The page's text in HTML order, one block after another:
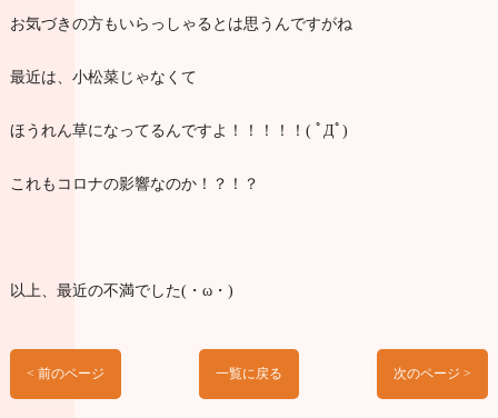
お気づきの方もいらっしゃるとは思うんですがね
最近は、小松菜じゃなくて
ほうれん草になってるんですよ！！！！！( ﾟДﾟ)
これもコロナの影響なのか！？！？
以上、最近の不満でした(・ω・)
< 前のページ 一覧に戻る 次のページ >